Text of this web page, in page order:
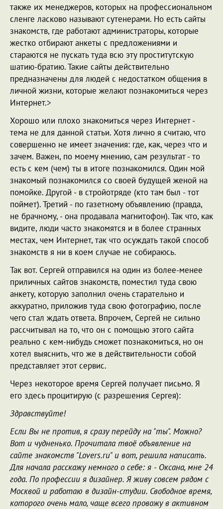
также их менеджеров, которых на профессиональном
сленге ласково называют сутенерами. Но есть сайты
знакомств, где работают администраторы, которые
жестко отбирают анкеты с предложениями и
стараются не пускать туда всю эту проститутскую
шатию-братию. Такие сайты действительно
предназначены для людей с недостатком общения в
личной жизни, которые желают познакомиться через
Интернет.>
Хорошо или плохо знакомиться через Интернет -
тема не для данной статьи. Хотя лично я считаю, что
совершенно не имеет значения: где, как, через что и
зачем. Важен, по моему мнению, сам результат - то
есть с кем (чем) ты в итоге познакомился. Один мой
знакомый познакомился со своей будущей женой на
помойке. Другой - в стройотряде (кто там был - тот
поймет). Третий - по газетному объявлению (правда,
не брачному, - она продавала магнитофон). Так что, как
видите, люди часто знакомятся и в более странных
местах, чем Интернет, так что осуждать такой способ
знакомств я ни в коем случае не собираюсь.
Так вот. Сергей отправился на один из более-менее
приличных сайтов знакомств, поместил туда свою
анкету, которую заполнил очень старательно и
аккуратно, приложив туда свою фотографию, после
чего стал ждать ответа. Впрочем, Сергей не сильно
рассчитывал на то, что он с помощью этого сайта
реально с кем-нибудь сможет познакомиться, но он
хотел выяснить, что же в действительности собой
представляет этот сервис.
Через некоторое время Сергей получает письмо. Я
его здесь процитирую (с разрешения Сергея):
Здравствуйте!
Если Вы не против, я сразу перейду на "ты". Можно?
Вот и чудненько. Прочитала твоё объявление на
сайте знакомств "Lovers.ru" и вот, решила написать.
Для начала расскажу немного о себе: я - Оксана, мне 24
года. По профессии я дизайнер. Я живу совсем рядом с
Москвой и работаю в дизайн-студии. Свободное время,
которого очень мало, чаще всего провожу в активном